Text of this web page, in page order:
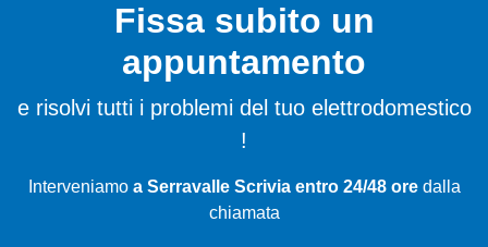
Fissa subito un
appuntamento
e risolvi tutti i problemi del tuo elettrodomestico
!
Interveniamo a Serravalle Scrivia entro 24/48 oredalla
chiamata